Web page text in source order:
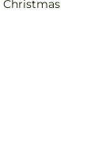
Christmas